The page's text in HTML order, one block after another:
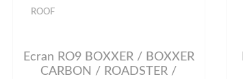
ROOF
Ecran RO9 BOXXER / BOXXER
CARBON / ROADSTER /